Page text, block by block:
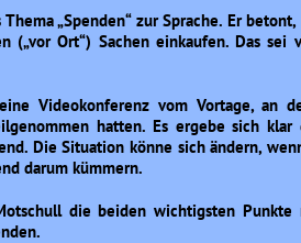
„Spenden“ zur Sprache. Er
(„vor Ort“) Sachen einkaufen. Das sei
Videokonferenz vom Vortage, an
hatten. Es ergebe sich
Die Situation könne sich ändern,
darum kümmern.
die beiden wichtigsten Punkte